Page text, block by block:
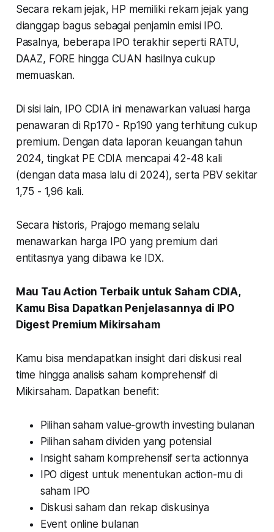
Secara rekam jejak, HP memiliki rekam jejak yang
dianggap bagus sebagai penjamin emisi IPO.
Pasalnya, beberapa IPO terakhir seperti RATU,
DAAZ, FORE hingga CUAN hasilnya cukup
memuaskan.
Di sisi lain, IPO CDIA ini menawarkan valuasi harga
penawaran di Rp170 - Rp190 yang terhitung cukup
premium. Dengan data laporan keuangan tahun
2024, tingkat PE CDIA mencapai 42-48 kali
(dengan data masa lalu di 2024), serta PBV sekitar
1,75 - 1,96 kali.
Secara historis, Prajogo memang selalu
menawarkan harga IPO yang premium dari
entitasnya yang dibawa ke IDX.
Mau Tau Action Terbaik untuk Saham CDIA,
Kamu Bisa Dapatkan Penjelasannya di IPO
Digest Premium Mikirsaham
Kamu bisa mendapatkan insight dari diskusi real
time hingga analisis saham komprehensif di
Mikirsaham. Dapatkan benefit:
Pilihan saham value-growth investing bulanan
Pilihan saham dividen yang potensial
Insight saham komprehensif serta actionnya
IPO digest untuk menentukan action-mu di
saham IPO
Diskusi saham dan rekap diskusinya
Event online bulanan